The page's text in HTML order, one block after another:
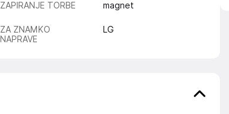
ZAPIRANJE TORBE magnet
ZA ZNAMKO
NAPRAVE
LG